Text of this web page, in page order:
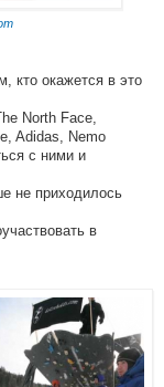
кто окажется в это
North Face,
Adidas, Nemo
с ними и
не приходилось
в